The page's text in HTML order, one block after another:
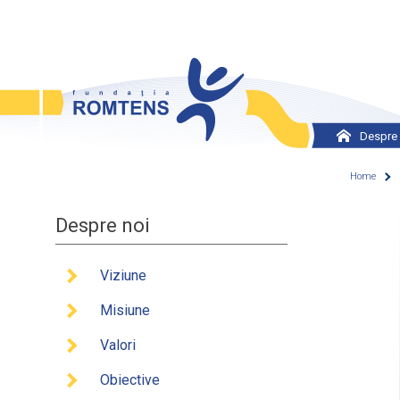
Despre
Home
Despre noi
Viziune
Misiune
Valori
Obiective